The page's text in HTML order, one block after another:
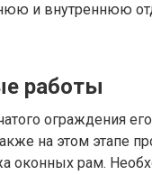
и внутреннюю
работы
ограждения
на этом этапе
оконных рам.